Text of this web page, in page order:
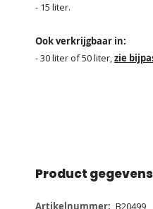
- 15 liter.
Ook verkrijgbaar in:
- 30 liter of 50 liter,zie
Product gegevens
Meer B20499